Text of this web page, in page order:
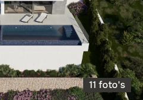
11 foto's